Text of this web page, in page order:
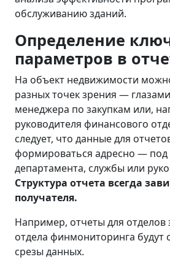
обслуживанию зданий.
Определение
параметров в
На объект недвижимости
разных точек зрения —
менеджера по закупкам или,
руководителя финансового
следует, что данные для
формироваться адресно — под
департамента, службы или
Структура отчета всегда
получателя.
Например, отчеты для отделов
отдела финмониторинга будут
срезы данных.